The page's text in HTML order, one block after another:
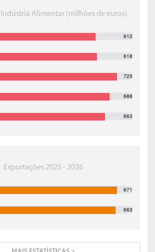
Alimentar (milhões de euros)
612
618
725
688
663
Exportações 2025 - 2026
671
663